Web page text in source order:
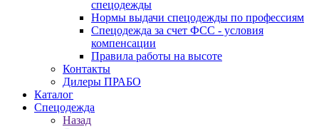
спецодежды
Нормы выдачи спецодежды по профессиям
Спецодежда за счет ФСС - условия
компенсации
Правила работы на высоте
Контакты
Дилеры ПРАБО
Каталог
Спецодежда
Назад